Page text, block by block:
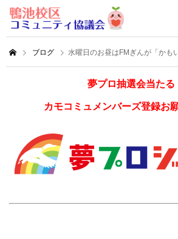
ブログ 水曜日のお昼はFMぎんが「かもいけまち
夢プロ抽選会当たる
カモコミュメンバーズ登録お